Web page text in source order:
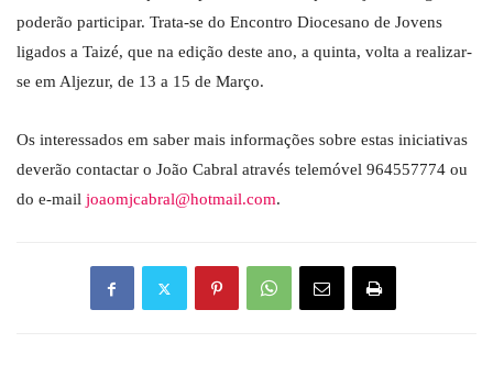
poderão participar. Trata-se do Encontro Diocesano de Jovens
ligados a Taizé, que na edição deste ano, a quinta, volta a realizar-
se em Aljezur, de 13 a 15 de Março.
Os interessados em saber mais informações sobre estas iniciativas
deverão contactar o João Cabral através telemóvel 964557774 ou
do e-mail joaomjcabral@hotmail.com.